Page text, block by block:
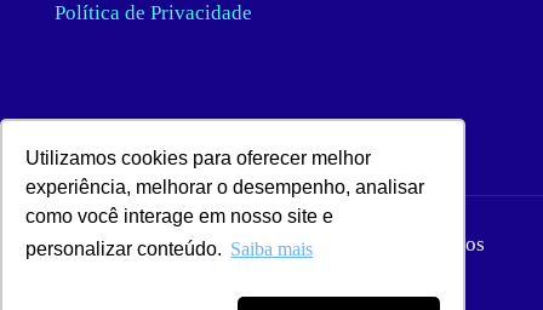
Utilizamos cookies para oferecer melhor
experiência, melhorar o desempenho, analisar
como você interage em nosso site e
personalizar conteúdo. Saiba mais
Política de Privacidade
© 2020 Dominus Comunicação. Todos os direitos